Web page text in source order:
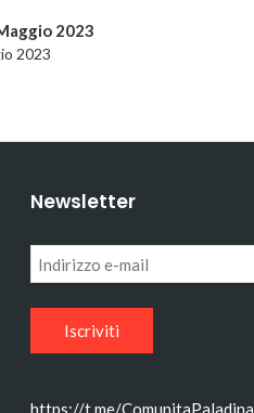
2023
2023
Newsletter
Indirizzo
e-
mail
https://t.me/ComunitaPaladina